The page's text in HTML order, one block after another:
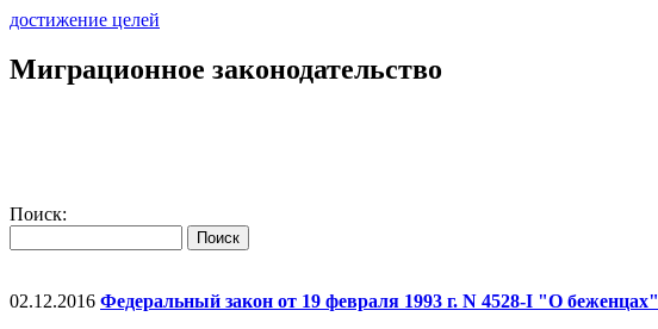
достижение целей
Миграционное законодательство
Поиск:
02.12.2016 Федеральный закон от 19 февраля 1993 г. N 4528-I "О беженцах"